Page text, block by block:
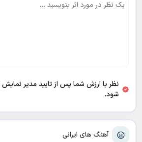
آهنگ های ایرانی
نظر با ارزش شما پس از تایید مدیر
شود.